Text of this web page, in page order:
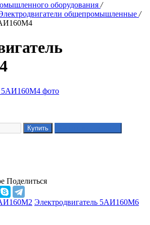
оборудования /
общепромышленные /
Поделиться
Электродвигатель 5АИ160М6